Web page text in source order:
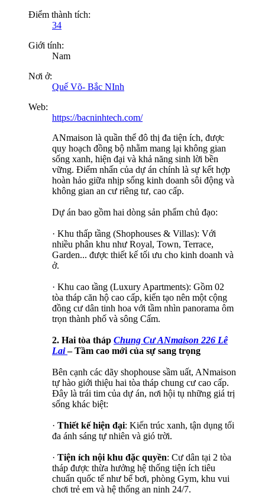
Điểm thành tích:
34
Giới tính:
Nam
Nơi ở:
Quế Võ- Bắc NInh
Web:
https://bacninhtech.com/
ANmaison là quần thể đô thị đa tiện ích, được
quy hoạch đồng bộ nhằm mang lại không gian
sống xanh, hiện đại và khả năng sinh lời bền
vững. Điểm nhấn của dự án chính là sự kết hợp
hoàn hảo giữa nhịp sống kinh doanh sôi động và
không gian an cư riêng tư, cao cấp.
Dự án bao gồm hai dòng sản phẩm chủ đạo:
· Khu thấp tầng (Shophouses & Villas): Với
nhiều phân khu như Royal, Town, Terrace,
Garden... được thiết kế tối ưu cho kinh doanh và
ở.
· Khu cao tầng (Luxury Apartments): Gồm 02
tòa tháp căn hộ cao cấp, kiến tạo nên một cộng
đồng cư dân tinh hoa với tầm nhìn panorama ôm
trọn thành phố và sông Cấm.
2. Hai tòa tháp Chung Cư ANmaison 226 Lê
Lai – Tầm cao mới của sự sang trọng
Bên cạnh các dãy shophouse sầm uất, ANmaison
tự hào giới thiệu hai tòa tháp chung cư cao cấp.
Đây là trái tim của dự án, nơi hội tụ những giá trị
sống khác biệt:
· Thiết kế hiện đại: Kiến trúc xanh, tận dụng tối
đa ánh sáng tự nhiên và gió trời.
· Tiện ích nội khu đặc quyền: Cư dân tại 2 tòa
tháp được thừa hưởng hệ thống tiện ích tiêu
chuẩn quốc tế như bể bơi, phòng Gym, khu vui
chơi trẻ em và hệ thống an ninh 24/7.